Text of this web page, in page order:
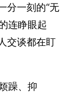
分一刻的“无
连睁眼起
交谈都在盯
躁、抑